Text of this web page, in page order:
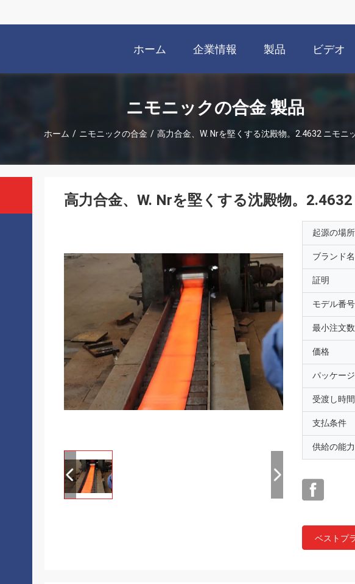
ホーム 企業情報 製品 ビデオ
ニモニックの合金 製品
ホーム / ニモニックの合金 / 高力合金、W. Nrを堅くする沈殿物。2.4632 ニモニ
高力合金、W. Nrを堅くする沈殿物。
起源の場所
ブランド名
証明
モデル番号
最小注文
価格
パッケー
受渡し時間
支払条件
供給の能力
ベストプ